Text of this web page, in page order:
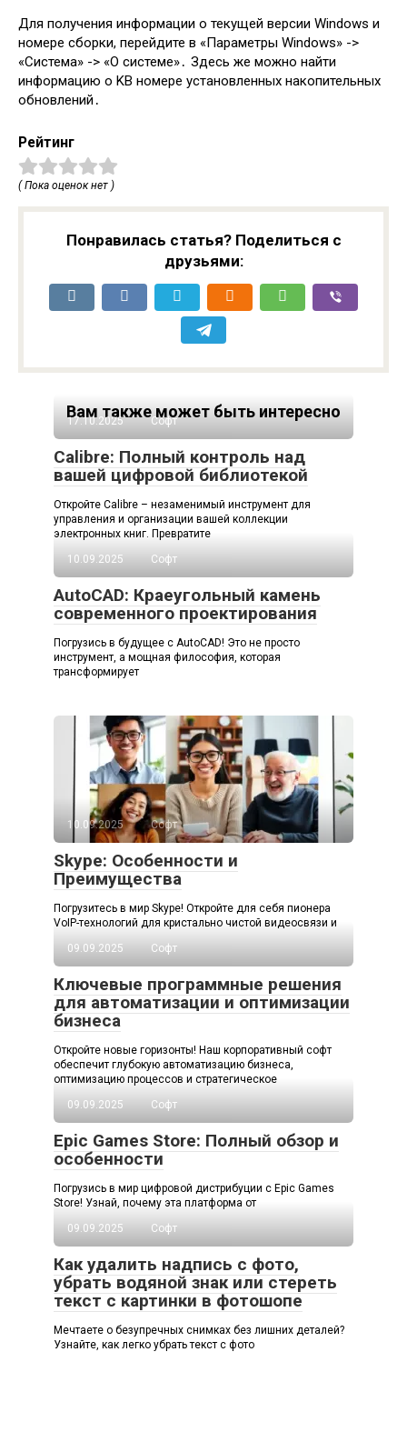
Для получения информации о текущей версии Windows и
номере сборки, перейдите в «Параметры Windows» ->
«Система» -> «О системе»․ Здесь же можно найти
информацию о KB номере установленных накопительных
обновлений․
Рейтинг
( Пока оценок нет )
Понравилась статья? Поделиться с
друзьями:
Вам также может быть интересно
17.10.2025 Софт
Calibre: Полный контроль над
вашей цифровой библиотекой
Откройте Calibre – незаменимый инструмент для
управления и организации вашей коллекции
электронных книг. Превратите
10.09.2025
Софт
AutoCAD: Краеугольный камень
современного проектирования
Погрузись в будущее с AutoCAD! Это не просто
инструмент, а мощная философия, которая
трансформирует
10.09.2025 Софт
Skype: Особенности и
Преимущества
Погрузитесь в мир Skype! Откройте для себя пионера
VoIP-технологий для кристально чистой видеосвязи и
09.09.2025
Софт
Ключевые программные решения
для автоматизации и оптимизации
бизнеса
Откройте новые горизонты! Наш корпоративный софт
обеспечит глубокую автоматизацию бизнеса,
оптимизацию процессов и стратегическое
09.09.2025
Софт
Epic Games Store: Полный обзор и
особенности
Погрузись в мир цифровой дистрибуции с Epic Games
Store! Узнай, почему эта платформа от
09.09.2025
Софт
Как удалить надпись с фото,
убрать водяной знак или стереть
текст с картинки в фотошопе
Мечтаете о безупречных снимках без лишних деталей?
Узнайте, как легко убрать текст с фото